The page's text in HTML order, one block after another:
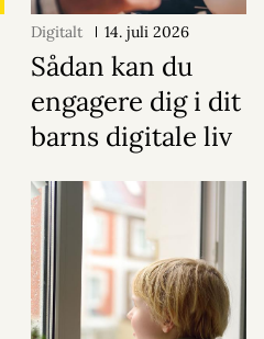
Digitalt 14. juli 2026
Sådan kan du
engagere dig i dit
barns digitale liv